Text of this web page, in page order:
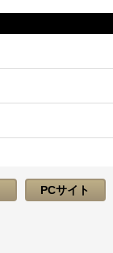
PCサイト